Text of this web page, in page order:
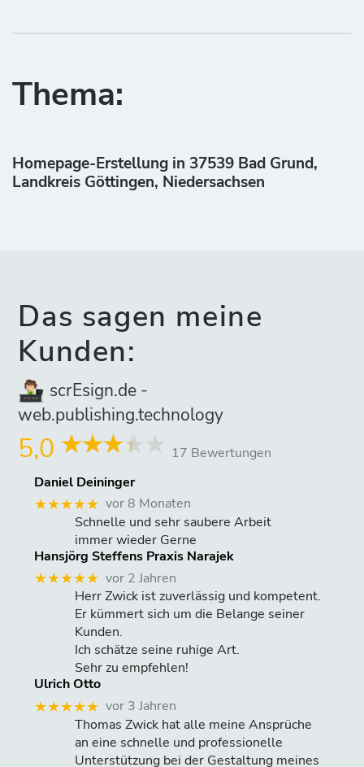
Thema:
Homepage-Erstellung in 37539 Bad Grund,
Landkreis Göttingen, Niedersachsen
Das sagen meine
Kunden:
scrEsign.de -
web.publishing.technology
5,0
17 Bewertungen
Daniel Deininger
★★★★★ vor 8 Monaten
Schnelle und sehr saubere Arbeit
immer wieder Gerne
Hansjörg Steffens Praxis Narajek
★★★★★ vor 2 Jahren
Herr Zwick ist zuverlässig und kompetent.
Er kümmert sich um die Belange seiner
Kunden.
Ich schätze seine ruhige Art.
Sehr zu empfehlen!
Ulrich Otto
★★★★★ vor 3 Jahren
Thomas Zwick hat alle meine Ansprüche
an eine schnelle und professionelle
Unterstützung bei der Gestaltung meines